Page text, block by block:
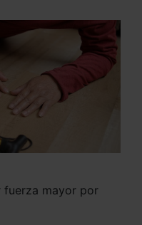
fuerza mayor por